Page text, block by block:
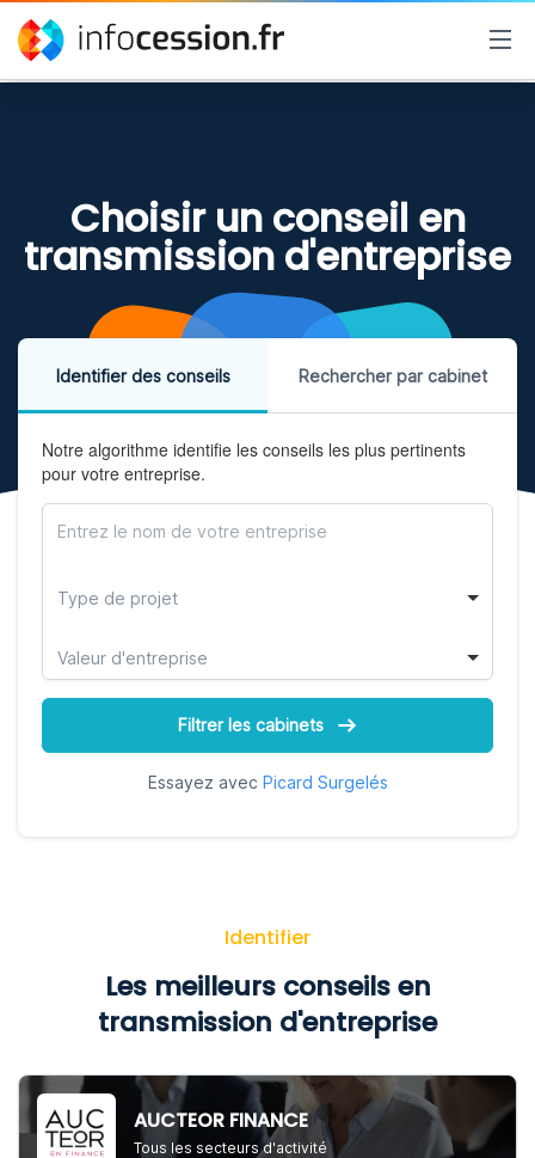
Identifier des conseils Rechercher par cabinet
Notre algorithme identifie les conseils les plus pertinents
pour votre entreprise.
Type de projet
Valeur d'entreprise
Filtrer les cabinets
Essayez avec Picard Surgelés
Choisir un conseil en
transmission d'entreprise
Identifier
Les meilleurs conseils en
transmission d'entreprise
AUCTEOR FINANCE
Tous les secteurs d'activité